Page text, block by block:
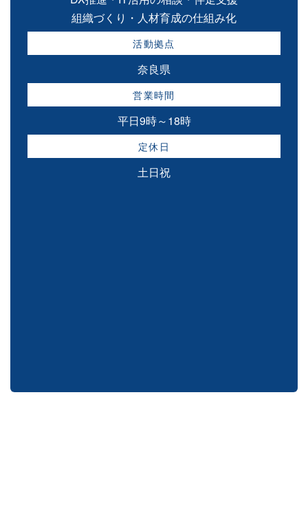
組織づくり・人材育成の仕組み化
活動拠点
奈良県
営業時間
平日9時～18時
定休日
土日祝